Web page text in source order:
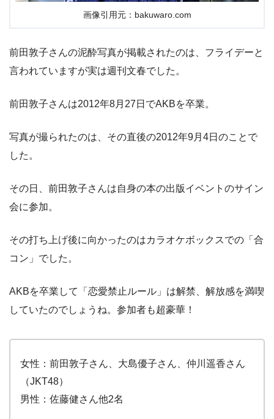
画像引用元：bakuwaro.com
前田敦子さんの泥酔写真が掲載されたのは、フライデーと
言われていますが実は週刊文春でした。
前田敦子さんは2012年8月27日でAKBを卒業。
写真が撮られたのは、その直後の2012年9月4日のことで
した。
その日、前田敦子さんは自身の本の出版イベントのサイン
会に参加。
その打ち上げ後に向かったのはカラオケボックスでの「合
コン」でした。
AKBを卒業して「恋愛禁止ルール」は解禁、解放感を満喫
していたのでしょうね。参加者も超豪華！
女性：前田敦子さん、大島優子さん、仲川遥香さん
（JKT48）
男性：佐藤健さん他2名